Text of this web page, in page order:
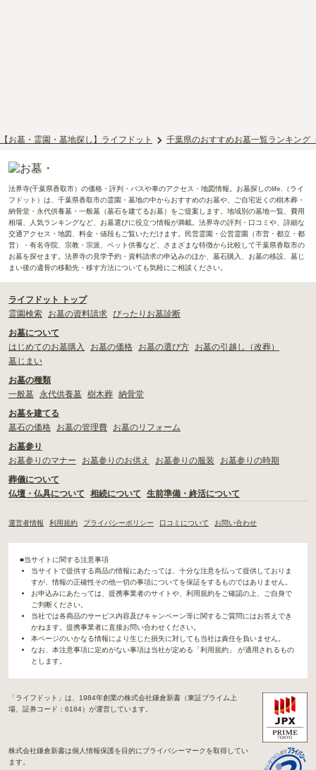
【お墓・霊園・墓地探し】ライフドット 千葉県のおすすめお墓一覧ランキング
法界寺(千葉県香取市）の価格・評判・バスや車のアクセス・地図情報。お墓探しのlife.（ライ
フドット）は、千葉県香取市の霊園・墓地の中からおすすめのお墓や、ご自宅近くの樹木葬・
納骨堂・永代供養墓・一般墓（墓石を建てるお墓）をご提案します。地域別の墓地一覧、費用
相場、人気ランキングなど、お墓選びに役立つ情報が満載。法界寺の評判・口コミや、詳細な
交通アクセス・地図、料金・値段もご覧いただけます。民営霊園・公営霊園（市営・都立・都
営）・有名寺院、宗教・宗派、ペット供養など、さまざまな特徴から比較して千葉県香取市の
お墓を探せます。法界寺の見学予約・資料請求の申込みのほか、墓石購入、お墓の移設、墓じ
まい後の遺骨の移動先・移す方法についても気軽にご相談ください。
ライフドット トップ
霊園検索
お墓の資料請求 ぴったりお墓診断
お墓について
はじめてのお墓購入
お墓の価格 お墓の選び方
お墓の引越し（改葬）
墓じまい
お墓の種類
一般墓
永代供養墓 樹木葬 納骨堂
お墓を建てる
墓石の価格
お墓の管理費
お墓のリフォーム
お墓参り
お墓参りのマナー
お墓参りのお供え お墓参りの服装
お墓参りの時期
葬儀について
仏壇・仏具について
相続について 生前準備・終活について
運営者情報 利用規約 プライバシーポリシー 口コミについて お問い合わせ
■当サイトに関する注意事項
当サイトで提供する商品の情報にあたっては、十分な注意を払って提供しておりま
すが、情報の正確性その他一切の事項についてを保証をするものではありません。
お申込みにあたっては、提携事業者のサイトや、利用規約をご確認の上、ご自身で
ご判断ください。
当社では各商品のサービス内容及びキャンペーン等に関するご質問にはお答えでき
かねます。提携事業者に直接お問い合わせください。
本ページのいかなる情報により生じた損失に対しても当社は責任を負いません。
なお、本注意事項に定めがない事項は当社が定める「利用規約」 が適用されるもの
とします。
「ライフドット」は、1984年創業の株式会社鎌倉新書（東証プライム上
場、証券コード：6184）が運営しています。
株式会社鎌倉新書は個人情報保護を目的にプライバシーマークを取得してい
ます。